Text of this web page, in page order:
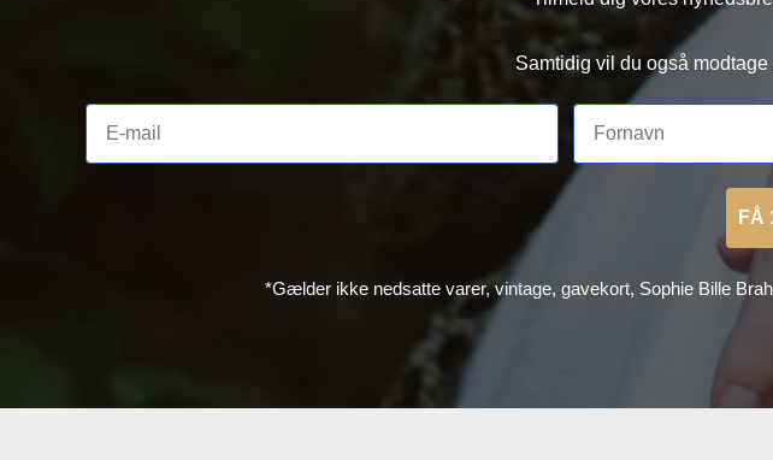
Samtidig vil du også
FÅ
*Gælder ikke nedsatte varer, vintage, gavekort, Sophie Bille